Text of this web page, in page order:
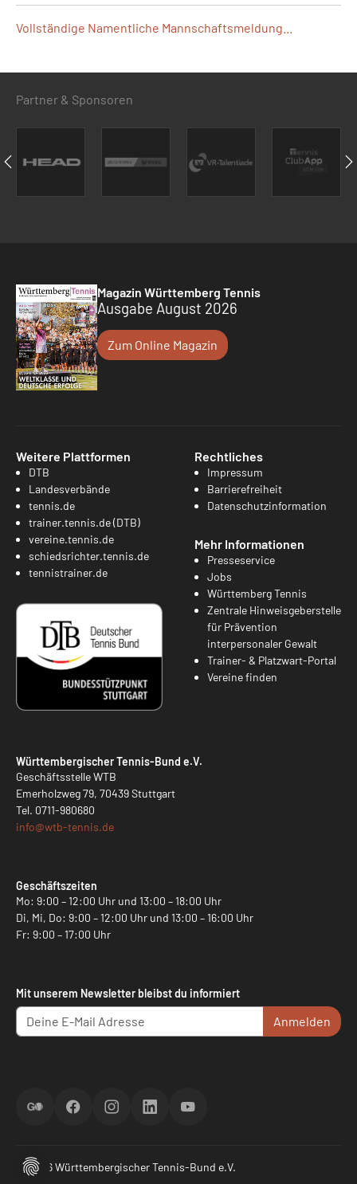
Vollständige Namentliche Mannschaftsmeldung...
Partner & Sponsoren
Magazin Württemberg Tennis
Ausgabe August 2026
Zum Online Magazin
Weitere Plattformen
DTB
Landesverbände
tennis.de
trainer.tennis.de (DTB)
vereine.tennis.de
schiedsrichter.tennis.de
tennistrainer.de
Rechtliches
Impressum
Barrierefreiheit
Datenschutzinformation
Mehr Informationen
Presseservice
Jobs
Württemberg Tennis
Zentrale Hinweisgeberstelle
für Prävention
interpersonaler Gewalt
Trainer- & Platzwart-Portal
Vereine finden
Württembergischer Tennis-Bund e.V.
Geschäftsstelle WTB
Emerholzweg 79, 70439 Stuttgart
Tel. 0711-980680
info@wtb-tennis.de
Geschäftszeiten
Mo: 9:00 – 12:00 Uhr und 13:00 – 18:00 Uhr
Di, Mi, Do: 9:00 – 12:00 Uhr und 13:00 – 16:00 Uhr
Fr: 9:00 – 17:00 Uhr
Mit unserem Newsletter bleibst du informiert
Anmelden
ScoreGOFacebookInstagramLinkedInYouTube
© 2026 Württembergischer Tennis-Bund e.V.